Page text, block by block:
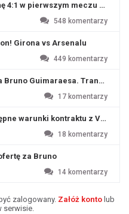
4:1 w pierwszym meczu
548 komentarzy
Girona vs Arsenalu
449 komentarzy
Bruno Guimaraesa. Transfer
17 komentarzy
warunki kontraktu z
18 komentarzy
za Bruno
14 komentarzy
zalogowany. Załóż kontolub
serwisie.